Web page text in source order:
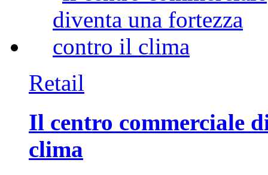
Retail
Il centro commerciale
clima